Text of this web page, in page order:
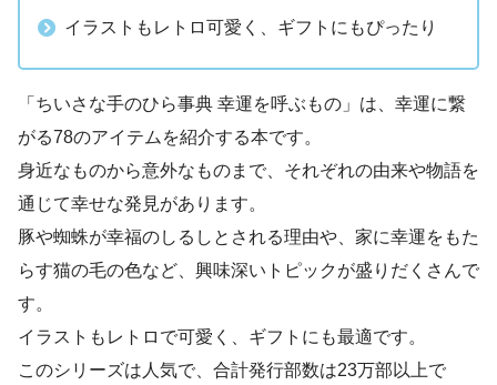
イラストもレトロ可愛く、ギフトにもぴったり
「ちいさな手のひら事典 幸運を呼ぶもの」は、幸運に繋
がる78のアイテムを紹介する本です。
身近なものから意外なものまで、それぞれの由来や物語を
通じて幸せな発見があります。
豚や蜘蛛が幸福のしるしとされる理由や、家に幸運をもた
らす猫の毛の色など、興味深いトピックが盛りだくさんで
す。
イラストもレトロで可愛く、ギフトにも最適です。
このシリーズは人気で、合計発行部数は23万部以上で